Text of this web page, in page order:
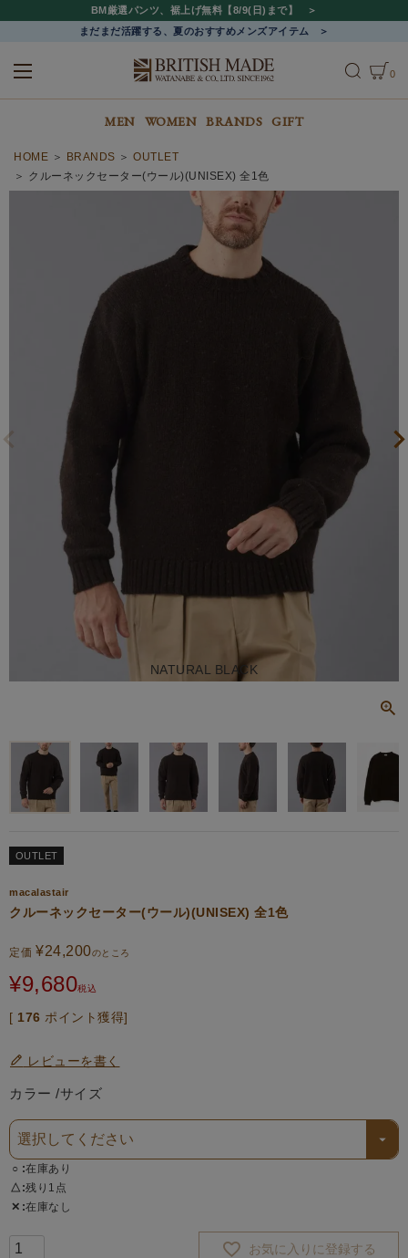
BM厳選パンツ、裾上げ無料【8/9(日)まで】
まだまだ活躍する、夏のおすすめメンズアイテム
0
MEN WOMEN BRANDS GIFT
HOME BRANDS
OUTLET
クルーネックセーター(ウール)(UNISEX) 全1色
NATURAL BLACK
OUTLET
macalastair
クルーネックセーター(ウール)(UNISEX) 全1色
定価 ¥24,200のところ
¥9,680税込
[ 176 ポイント獲得]
レビューを書く
カラー サイズ
○
在庫あり
△ 残り1点
✕ 在庫なし
お気に入りに登録する